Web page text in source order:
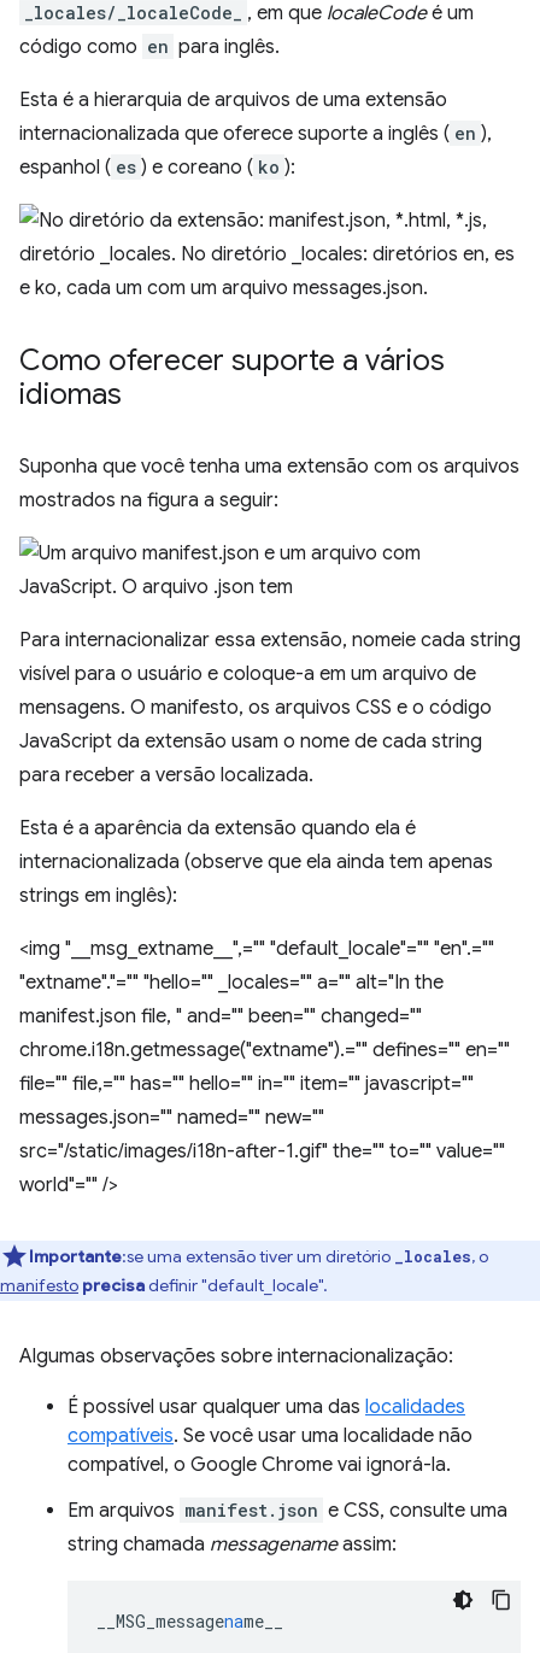
_locales/_localeCode_ , em que localeCodeé um
código como en para inglês.
Esta é a hierarquia de arquivos de uma extensão
internacionalizada que oferece suporte a inglês ( en ),
espanhol ( es ) e coreano ( ko ):
Como oferecer suporte a vários
idiomas
Suponha que você tenha uma extensão com os arquivos
mostrados na figura a seguir:
Para internacionalizar essa extensão, nomeie cada string
visível para o usuário e coloque-a em um arquivo de
mensagens. O manifesto, os arquivos CSS e o código
JavaScript da extensão usam o nome de cada string
para receber a versão localizada.
Esta é a aparência da extensão quando ela é
internacionalizada (observe que ela ainda tem apenas
strings em inglês):
<img "__msg_extname__",="" "default_locale"="" "en".=""
"extname"."="" "hello="" _locales="" a="" alt="In the
manifest.json file, " and="" been="" changed=""
chrome.i18n.getmessage("extname").="" defines="" en=""
file="" file,="" has="" hello="" in="" item="" javascript=""
messages.json="" named="" new=""
src="/static/images/i18n-after-1.gif" the="" to="" value=""
world"="" />
Importante:se uma extensão tiver um diretório _locales, o
manifesto precisadefinir "default_locale".
Algumas observações sobre internacionalização:
É possível usar qualquer uma das localidades
compatíveis. Se você usar uma localidade não
compatível, o Google Chrome vai ignorá-la.
Em arquivos manifest.json e CSS, consulte uma
string chamada messagenameassim:
__MSG_messagename__